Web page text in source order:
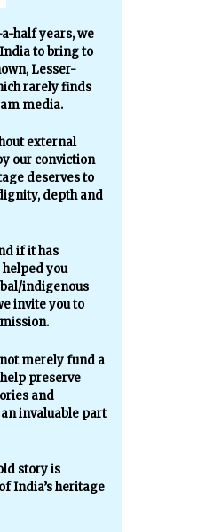
half years, we
to bring to
Lesser-
rarely finds
media.
external
our conviction
deserves to
depth and
if it has
you
indigenous
invite you to
merely fund a
preserve
and
invaluable part
story is
India’s heritage